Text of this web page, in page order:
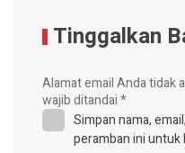
Tinggalkan
Alamat email Anda tidak
wajib ditandai*
Simpan nama,
peramban ini untuk